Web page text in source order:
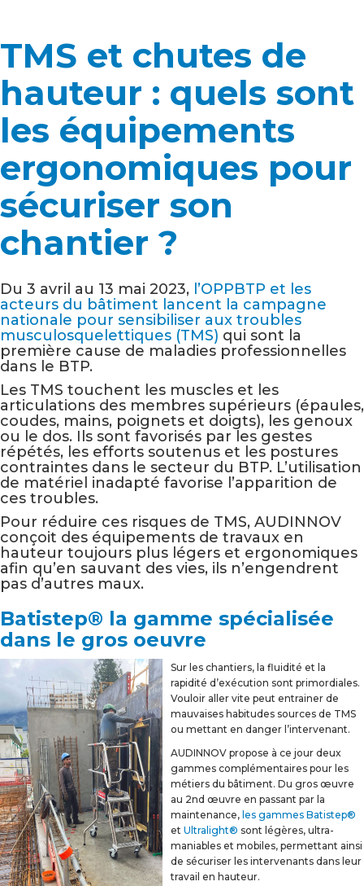
TMS et chutes de
hauteur : quels sont
les équipements
ergonomiques pour
sécuriser son
chantier ?
Du 3 avril au 13 mai 2023, l’OPPBTP et les
acteurs du bâtiment lancent la campagne
nationale pour sensibiliser aux troubles
musculosquelettiques (TMS) qui sont la
première cause de maladies professionnelles
dans le BTP.
Les TMS touchent les muscles et les
articulations des membres supérieurs (épaules,
coudes, mains, poignets et doigts), les genoux
ou le dos. Ils sont favorisés par les gestes
répétés, les efforts soutenus et les postures
contraintes dans le secteur du BTP. L’utilisation
de matériel inadapté favorise l’apparition de
ces troubles.
Pour réduire ces risques de TMS, AUDINNOV
conçoit des équipements de travaux en
hauteur toujours plus légers et ergonomiques
afin qu’en sauvant des vies, ils n’engendrent
pas d’autres maux.
Batistep® la gamme spécialisée
dans le gros oeuvre
Sur les chantiers, la fluidité et la
rapidité d’exécution sont primordiales.
Vouloir aller vite peut entrainer de
mauvaises habitudes sources de TMS
ou mettant en danger l’intervenant.
AUDINNOV propose à ce jour deux
gammes complémentaires pour les
métiers du bâtiment. Du gros œuvre
au 2nd œuvre en passant par la
maintenance, les gammes Batistep®
et Ultralight® sont légères, ultra-
maniables et mobiles, permettant ainsi
de sécuriser les intervenants dans leur
travail en hauteur.